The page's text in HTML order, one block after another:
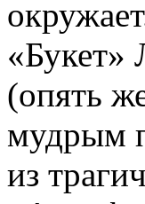
«Букет»
(опять
мудрым
из